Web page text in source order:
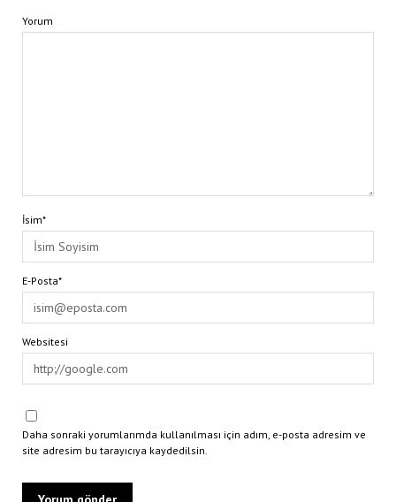
Yorum
İsim*
E-Posta*
Websitesi
Daha sonraki yorumlarımda kullanılması için adım, e-posta adresim ve
site adresim bu tarayıcıya kaydedilsin.